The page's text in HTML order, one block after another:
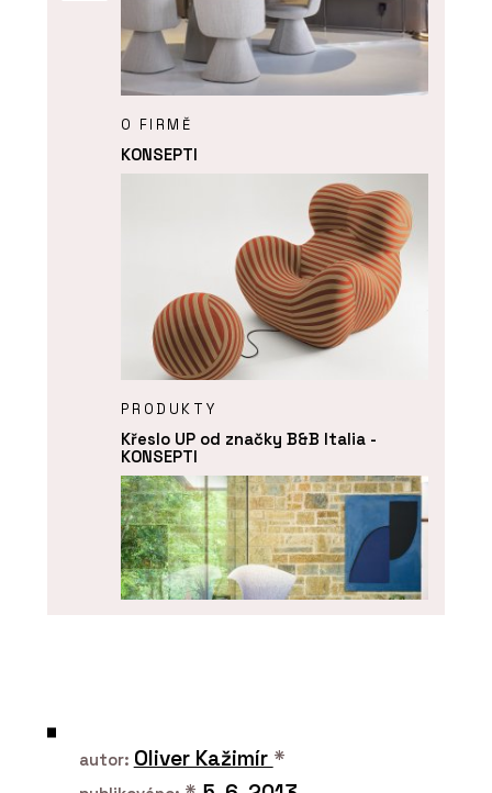
O FIRMĚ
KONSEPTI
PRODUKTY
Křeslo UP od značky B&B Italia -
KONSEPTI
hvězdy z Milána
autor: Oliver Kažimír *